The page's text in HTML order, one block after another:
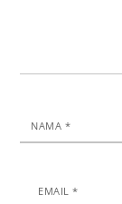
NAMA *
EMAIL*